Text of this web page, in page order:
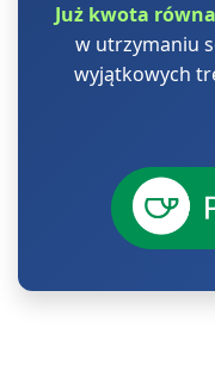
Już kwota
w utrzymaniu
wyjątkowych